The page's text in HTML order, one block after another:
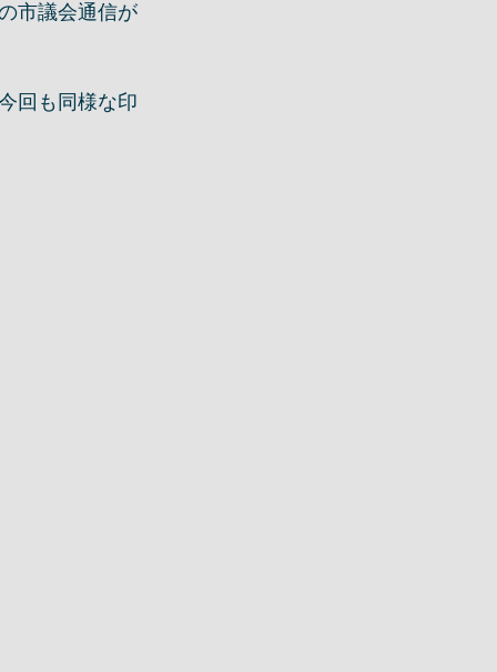
市議会通信が
回も同様な印